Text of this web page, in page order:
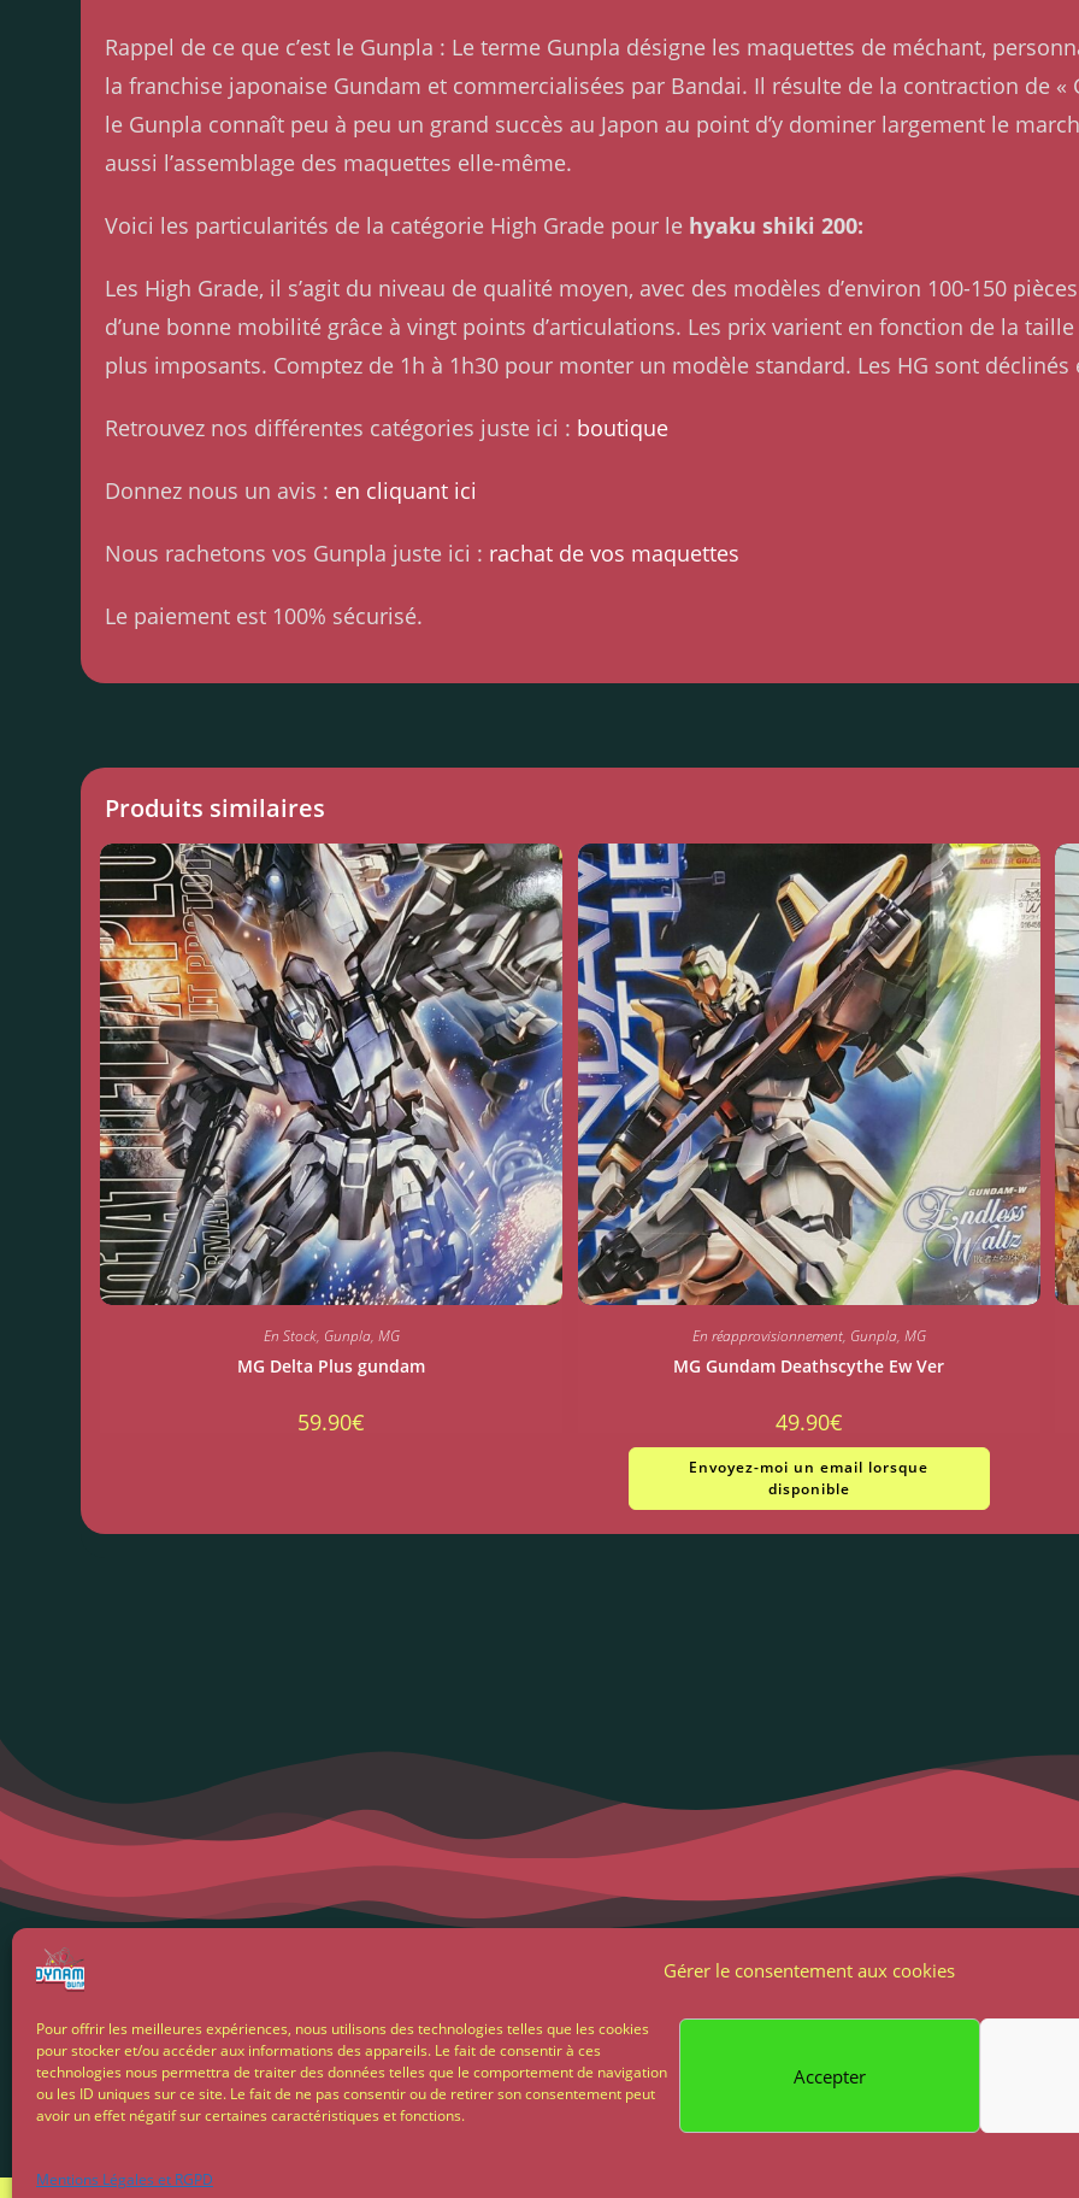
Gérer le consentement aux cookies
Pour offrir les meilleures expériences, nous utilisons des technologies telles que les cookies
pour stocker et/ou accéder aux informations des appareils. Le fait de consentir à ces
technologies nous permettra de traiter des données telles que le comportement de navigation
ou les ID uniques sur ce site. Le fait de ne pas consentir ou de retirer son consentement peut
avoir un effet négatif sur certaines caractéristiques et fonctions.
Accepter
Mentions Légales et RGPD
Rappel de ce que c’est le Gunpla : Le terme Gunpla désigne les maquettes de méchant,
la franchise japonaise Gundam et commercialisées par Bandai. Il résulte de la contraction de «
le Gunpla connaît peu à peu un grand succès au Japon au point d’y dominer largement le
aussi l’assemblage des maquettes elle-même.
Voici les particularités de la catégorie High Grade pour le hyaku shiki 200:
Les High Grade, il s’agit du niveau de qualité moyen, avec des modèles d’environ 100-150
d’une bonne mobilité grâce à vingt points d’articulations. Les prix varient en fonction de la
plus imposants. Comptez de 1h à 1h30 pour monter un modèle standard. Les HG sont
Retrouvez nos différentes catégories juste ici : boutique
Donnez nous un avis : en cliquant ici
Nous rachetons vos Gunpla juste ici : rachat de vos maquettes
Le paiement est 100% sécurisé.
Produits similaires
En Stock, Gunpla, MG
MG Delta Plus gundam
59.90€
En réapprovisionnement, Gunpla, MG
MG Gundam Deathscythe Ew Ver
49.90€
Envoyez-moi un email lorsque
disponible
Conditions générales de vente
Paiement sécurisé
85 500 Les